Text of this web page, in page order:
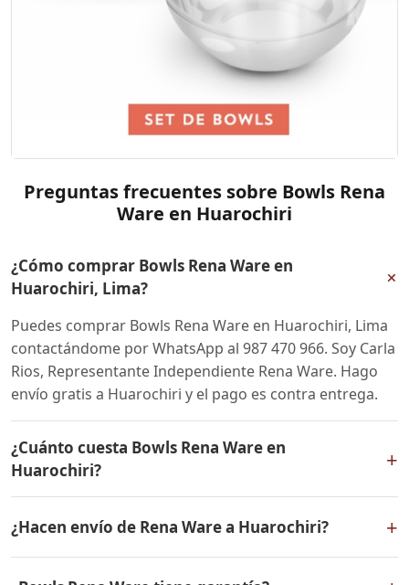
Preguntas frecuentes sobre Bowls Rena
Ware en Huarochiri
¿Cómo comprar Bowls Rena Ware en
Huarochiri, Lima?
+
Puedes comprar Bowls Rena Ware en Huarochiri, Lima
contactándome por WhatsApp al 987 470 966. Soy Carla
Rios, Representante Independiente Rena Ware. Hago
envío gratis a Huarochiri y el pago es contra entrega.
¿Cuánto cuesta Bowls Rena Ware en
Huarochiri?
+
Perú. Contáctame por WhatsApp para conocer el precio
actual, promociones disponibles y facilidades de pago
en cuotas desde el 10% de inicial.
¿Hacen envío de Rena Ware a Huarochiri? +